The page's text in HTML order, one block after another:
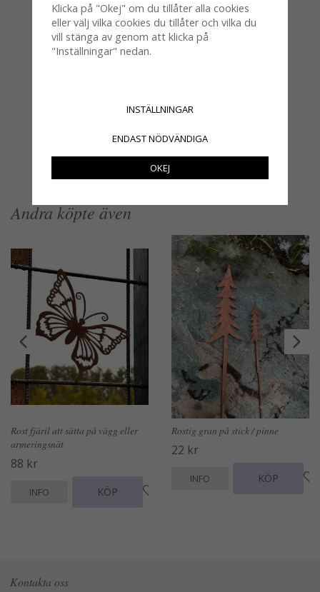
INFO KÖP
Andra köpte även
Rost fjäril att sätta på vägg eller
armeringsnät
88 kr
INFO KÖP
Rostig gran på stick / pinne
22 kr
INFO KÖP
Kontakta oss
Klicka på "Okej" om du tillåter alla cookies
eller välj vilka cookies du tillåter och vilka du
vill stänga av genom att klicka på
"Inställningar" nedan.
INSTÄLLNINGAR
ENDAST NÖDVÄNDIGA
OKEJ